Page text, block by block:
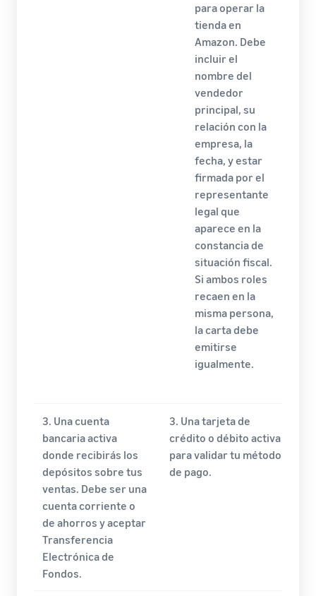
para operar la
tienda en
Amazon. Debe
incluir el
nombre del
vendedor
principal, su
relación con la
empresa, la
fecha, y estar
firmada por el
representante
legal que
aparece en la
constancia de
situación fiscal.
Si ambos roles
recaen en la
misma persona,
la carta debe
emitirse
igualmente.
3. Una cuenta
bancaria activa
donde recibirás los
depósitos sobre tus
ventas. Debe ser una
cuenta corriente o
de ahorros y aceptar
Transferencia
Electrónica de
Fondos.
3. Una tarjeta de
crédito o débito activa
para validar tu método
de pago.